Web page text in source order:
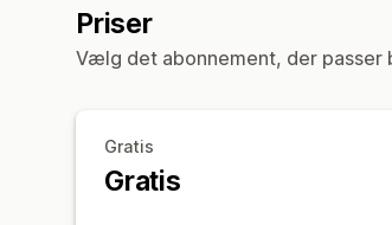
Priser
Vælg det abonnement, der passer
Gratis
Gratis